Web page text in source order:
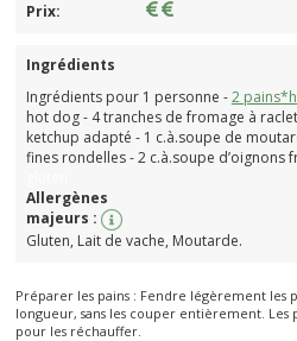
Prix:
Ingrédients
Ingrédients pour 1 personne -2
hot dog - 4 tranches de fromage à
ketchup adapté - 1 c.à.soupe de
fines rondelles - 2 c.à.soupe d’oignons
Allergènes
majeurs :
Gluten, Lait de vache, Moutarde.
Préparer les pains : Fendre légèrement les
longueur, sans les couper entièrement. Les
pour les réchauffer.